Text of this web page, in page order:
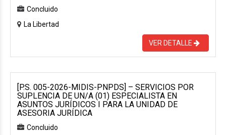
Concluido
La Libertad
VER DETALLE
[P.S. 005-2026-MIDIS-PNPDS] – SERVICIOS POR
SUPLENCIA DE UN/A (01) ESPECIALISTA EN
ASUNTOS JURÍDICOS I PARA LA UNIDAD DE
ASESORIA JURÍDICA
Concluido